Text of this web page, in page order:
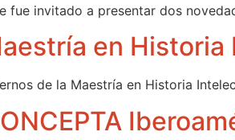
fue invitado a presentar dos
en
de la Maestría en Historia